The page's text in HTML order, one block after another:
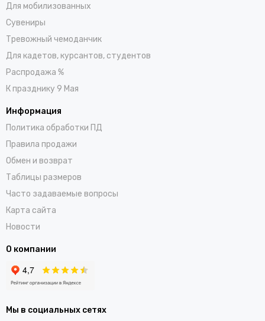
Для мобилизованных
Сувениры
Тревожный чемоданчик
Для кадетов, курсантов, студентов
Распродажа %
К празднику 9 Мая
Информация
Политика обработки ПД
Правила продажи
Обмен и возврат
Таблицы размеров
Часто задаваемые вопросы
Карта сайта
Новости
О компании
Мы в социальных сетях